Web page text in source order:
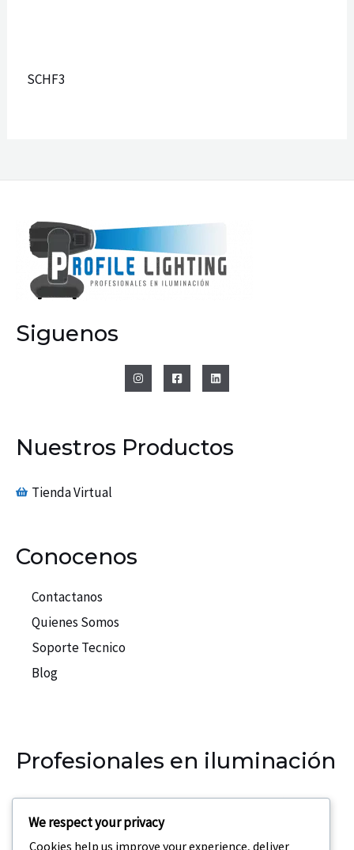
SCHF3
Siguenos
Nuestros Productos
Tienda Virtual
Conocenos
Contactanos
Quienes Somos
Soporte Tecnico
Blog
Profesionales en iluminación
Nuestra empresa se especializa en la iluminación para
eventos, teatros, discotecas.
We respect your privacy
Cookies help us improve your experience, deliver